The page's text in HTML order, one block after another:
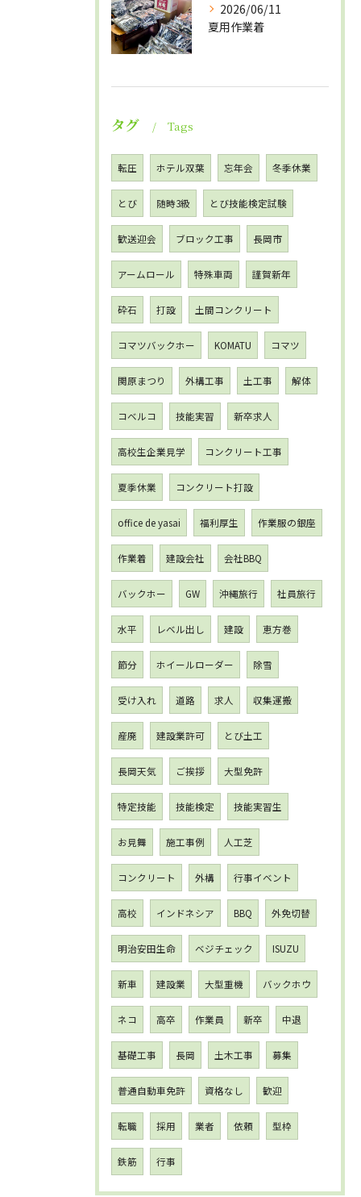
2026/06/11
夏用作業着
タグ Tags
転圧 ホテル双葉 忘年会 冬季休業
とび 随時3級 とび技能検定試験
歓送迎会 ブロック工事 長岡市
アームロール 特殊車両 謹賀新年
砕石 打設 土間コンクリート
コマツバックホー KOMATU コマツ
関原まつり 外構工事 土工事 解体
コベルコ 技能実習 新卒求人
高校生企業見学 コンクリート工事
夏季休業 コンクリート打設
office de yasai 福利厚生 作業服の銀座
作業着 建設会社 会社BBQ
バックホー GW 沖縄旅行 社員旅行
水平 レベル出し 建設 恵方巻
節分 ホイールローダー 除雪
受け入れ 道路 求人 収集運搬
産廃 建設業許可 とび土工
長岡天気 ご挨拶 大型免許
特定技能 技能検定 技能実習生
お見舞 施工事例 人工芝
コンクリート 外構 行事イベント
高校 インドネシア BBQ 外免切替
明治安田生命 ベジチェック ISUZU
新車 建設業 大型重機 バックホウ
ネコ 高卒 作業員 新卒 中退
基礎工事 長岡 土木工事 募集
普通自動車免許 資格なし 歓迎
転職 採用 業者 依頼 型枠
鉄筋 行事